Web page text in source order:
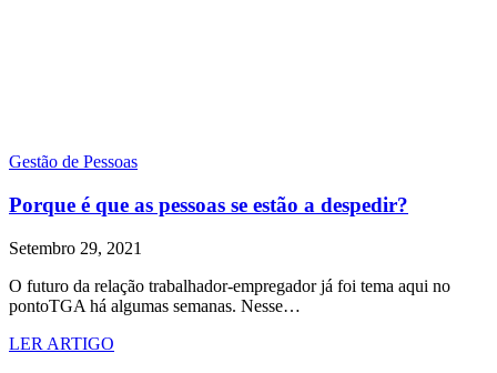
Gestão de Pessoas
Porque é que as pessoas se estão a despedir?
Setembro 29, 2021
O futuro da relação trabalhador-empregador já foi tema aqui no
pontoTGA há algumas semanas. Nesse…
LER ARTIGO